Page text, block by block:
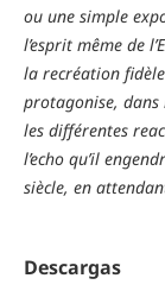
ou une simple
l’esprit même de
la recréation fidèle
protagonise,
les différentes
l’echo qu’il
siècle, en
Descargas